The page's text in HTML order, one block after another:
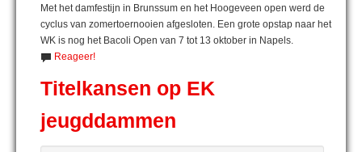
Met het damfestijn in Brunssum en het Hoogeveen open werd de
cyclus van zomertoernooien afgesloten. Een grote opstap naar het
WK is nog het Bacoli Open van 7 tot 13 oktober in Napels.
Reageer!
Titelkansen op EK
jeugddammen